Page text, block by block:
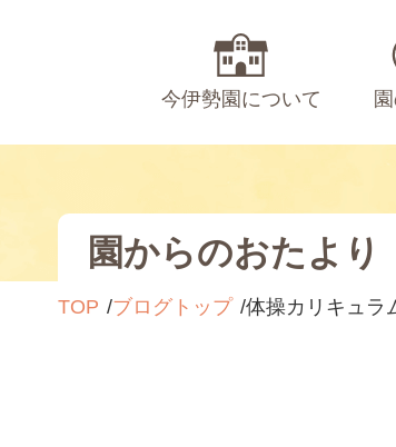
今伊勢園について
園からのおたより
TOP ブログトップ 体操カリキュラ